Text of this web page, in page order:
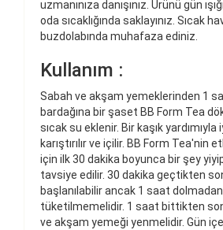
uzmanınıza danışınız. Ürünü gün
oda sıcaklığında saklayınız. Sıcak
buzdolabında muhafaza ediniz.
Kullanım :
Sabah ve akşam yemeklerinden 1
bardağına bir şaset BB Form Tea
sıcak su eklenir. Bir kaşık
karıştırılır ve içilir. BB Form Tea'nin
için ilk 30 dakika boyunca bir şey
tavsiye edilir. 30 dakika geçtikten
başlanılabilir ancak 1 saat
tüketilmemelidir. 1 saat bittikten
ve akşam yemeği yenmelidir. Gün